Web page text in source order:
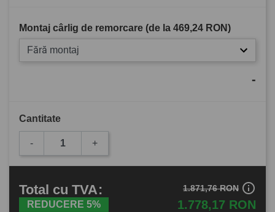
Montaj cârlig de remorcare (de la 469,24 RON)
Fără montaj
-
Cantitate
- +
Total cu TVA:
REDUCERE 5% 1.778,17 RON
1.871,76 RON info_outline